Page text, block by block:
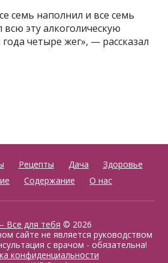
семь наполнил и все семь
эту алкоголическую
четыре жег», — рассказал
Рецепты Дача
Здоровье
Содержание О нас
Все для тебя © 2026
сайте не является руководством
с врачом - обязательна!
конфиденциальности